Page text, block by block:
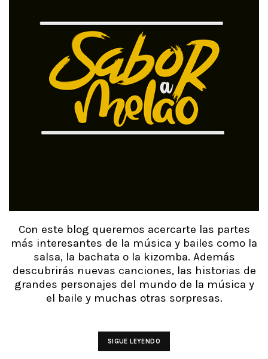
Con este blog queremos acercarte las partes
más interesantes de la música y bailes como la
salsa, la bachata o la kizomba. Además
descubrirás nuevas canciones, las historias de
grandes personajes del mundo de la música y
el baile y muchas otras sorpresas.
SIGUE LEYENDO